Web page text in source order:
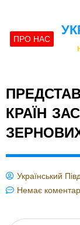
ПРО НАС
КРАЇН
Український
Немає